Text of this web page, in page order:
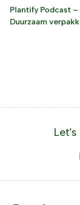
Plantify Podcast –
Duurzaam
Let's